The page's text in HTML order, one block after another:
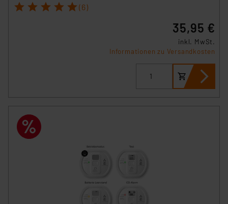
1 2 3 4 5 (6)
35,95 €
inkl. MwSt.
Informationen zu Versandkosten